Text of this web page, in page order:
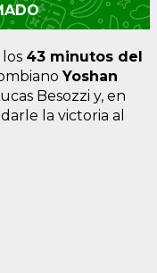
43 minutos del
Yoshan
Besozzi y, en
la victoria al